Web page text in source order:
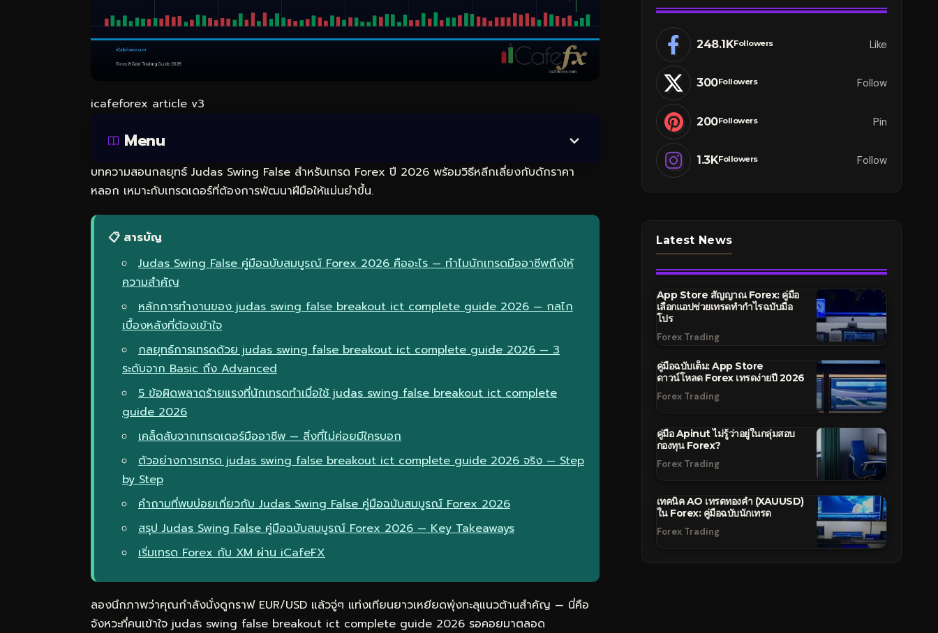
icafeforex article v3
Menu
บทความสอนกลยุทธ์ Judas Swing False สำหรับเทรด Forex ปี 2026 พร้อมวิธีหลีกเลี่ยงกับดักราคา
หลอก เหมาะกับเทรดเดอร์ที่ต้องการพัฒนาฝีมือให้แม่นยำขึ้น.
📋 สารบัญ
Judas Swing False คู่มือฉบับสมบูรณ์ Forex 2026 คืออะไร — ทำไมนักเทรดมืออาชีพถึงให้
ความสำคัญ
หลักการทำงานของ judas swing false breakout ict complete guide 2026 — กลไก
เบื้องหลังที่ต้องเข้าใจ
กลยุทธ์การเทรดด้วย judas swing false breakout ict complete guide 2026 — 3
ระดับจาก Basic ถึง Advanced
5 ข้อผิดพลาดร้ายแรงที่นักเทรดทำเมื่อใช้ judas swing false breakout ict complete
guide 2026
เคล็ดลับจากเทรดเดอร์มืออาชีพ — สิ่งที่ไม่ค่อยมีใครบอก
ตัวอย่างการเทรด judas swing false breakout ict complete guide 2026 จริง — Step
by Step
คำถามที่พบบ่อยเกี่ยวกับ Judas Swing False คู่มือฉบับสมบูรณ์ Forex 2026
สรุป Judas Swing False คู่มือฉบับสมบูรณ์ Forex 2026 — Key Takeaways
เริ่มเทรด Forex กับ XM ผ่าน iCafeFX
ลองนึกภาพว่าคุณกำลังนั่งดูกราฟ EUR/USD แล้วจู่ๆ แท่งเทียนยาวเหยียดพุ่งทะลุแนวต้านสำคัญ — นี่คือ
จังหวะที่คนเข้าใจ judas swing false breakout ict complete guide 2026 รอคอยมาตลอด
248.1KFollowers Like
300Followers Follow
200Followers Pin
1.3KFollowers Follow
Latest News
App Store สัญญาณ Forex: คู่มือ
เลือกแอปช่วยเทรดทำกำไรฉบับมือ
โปร
Forex Trading
คู่มือฉบับเต็ม: App Store
ดาวน์โหลด Forex เทรดง่ายปี 2026
Forex Trading
คู่มือ Apinut ไม่รู้ว่าอยู่ในกลุ่มสอบ
กองทุน Forex?
Forex Trading
เทคนิค AO เทรดทองคำ (XAUUSD)
ใน Forex: คู่มือฉบับนักเทรด
Forex Trading